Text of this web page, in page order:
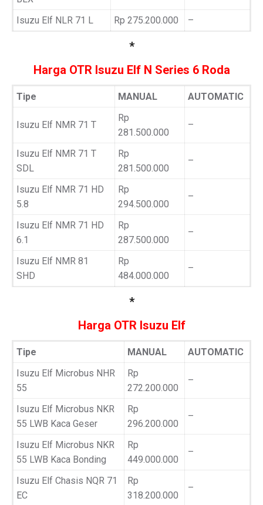
Isuzu Elf NLR 71 L
Rp 275.200.000 –
*
Harga OTR Isuzu Elf N Series 6 Roda
Tipe MANUAL AUTOMATIC
Isuzu Elf NMR 71 T
Rp
281.500.000
–
Isuzu Elf NMR 71 T
SDL
Rp
281.500.000
–
Isuzu Elf NMR 71 HD
5.8
Rp
294.500.000
–
Isuzu Elf NMR 71 HD
6.1
Rp
287.500.000
–
Isuzu Elf NMR 81
SHD
Rp
484.000.000
–
*
Harga OTR Isuzu Elf
Tipe MANUAL
AUTOMATIC
Isuzu Elf Microbus NHR
55
Rp
272.200.000
–
Isuzu Elf Microbus NKR
55 LWB Kaca Geser
Rp
296.200.000
–
Isuzu Elf Microbus NKR
55 LWB Kaca Bonding
Rp
449.000.000
–
Isuzu Elf Chasis NQR 71
EC
Rp
318.200.000
–